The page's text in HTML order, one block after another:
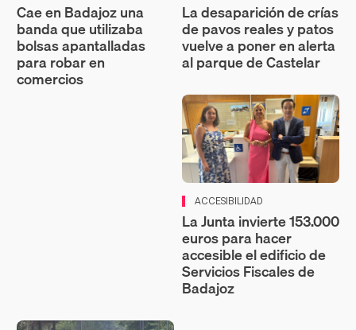
Cae en Badajoz una
banda que utilizaba
bolsas apantalladas
para robar en
comercios
La desaparición de crías
de pavos reales y patos
vuelve a poner en alerta
al parque de Castelar
ACCESIBILIDAD
La Junta invierte 153.000
euros para hacer
accesible el edificio de
Servicios Fiscales de
Badajoz